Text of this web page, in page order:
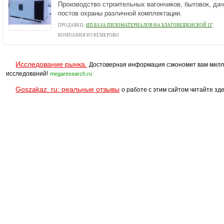
Производство строительных вагончиков, бытовок,
постов охраны различной комплектации.
ПРОДАВЕЦ: ИП БАЗА ПИЛОМАТЕРИАЛОВ НА БЛАГОВЕЩЕНСКОЙ 1Г
КОМПАНИЯ ИЗ КЕМЕРОВО
Исследование рынка.
Достоверная информация сэкономит вам
исследований! megaresearch.ru
Goszakaz. ru: реальные отзывы о работе с этим сайтом читайте